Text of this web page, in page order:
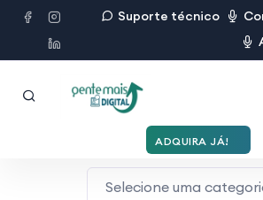
Suporte técnico
ADQUIRA JÁ!
Selecione uma